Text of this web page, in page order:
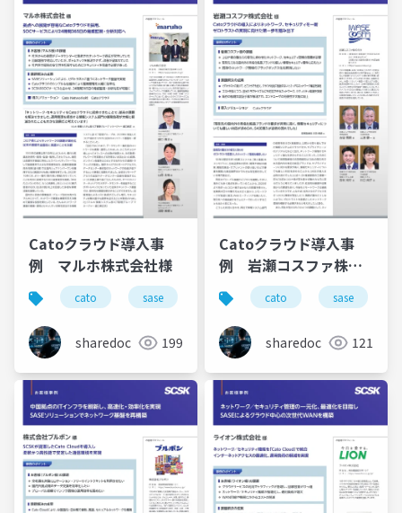
Catoクラウド導入事
例 マルホ株式会社様
cato sase ゼロトラスト 導入事例
sharedoc 199
Catoクラウド導入事
例 岩瀬コスファ株式
会社様cato sase
sharedoc 121